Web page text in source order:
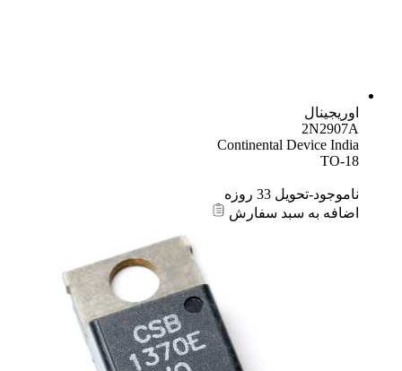
اوریجینال
2N2907A
Continental Device India
TO-18
ناموجود-تحویل 33 روزه
اضافه به سبد سفارش